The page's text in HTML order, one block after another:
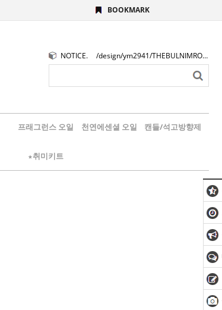
BOOKMARK
NOTICE. /design/ym2941/THEBULNIMROGO.png
프래그런스 오일 천연에센셜 오일 캔들/석고방향제
★취미키트